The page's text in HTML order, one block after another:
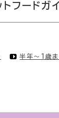
トフードガ
半年～1歳ま